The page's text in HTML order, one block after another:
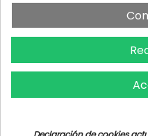
Vinófilos Santa Cruz: Adán
Martín Menis, 5 - Tenerife